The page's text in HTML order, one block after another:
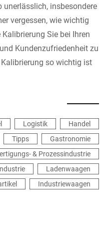
unerlässlich, insbesondere
vergessen, wie wichtig
Sie bei Ihren
Kundenzufriedenheit zu
so wichtig ist
Logistik
Handel
Tipps
Gastronomie
& Prozessindustrie
Ladenwaagen
Industriewaagen